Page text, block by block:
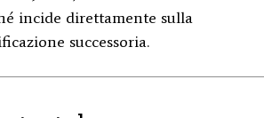
incide direttamente sulla
successoria.